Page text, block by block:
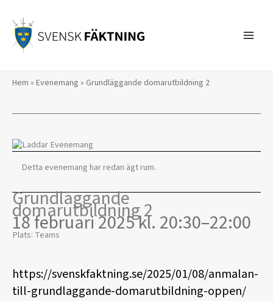
innehåll
Hem » Evenemang » Grundläggande domarutbildning 2
Detta evenemang har redan ägt rum.
Grundläggande
domarutbildning 2
18 februari 2025 kl. 20:30–22:00
Plats: Teams
https://svenskfaktning.se/2025/01/08/anmalan-
till-grundlaggande-domarutbildning-oppen/